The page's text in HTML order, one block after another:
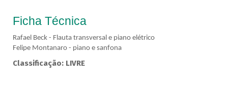
Ficha Técnica
Rafael Beck - Flauta transversal e piano elétrico
Felipe Montanaro - piano e sanfona
Classificação: LIVRE